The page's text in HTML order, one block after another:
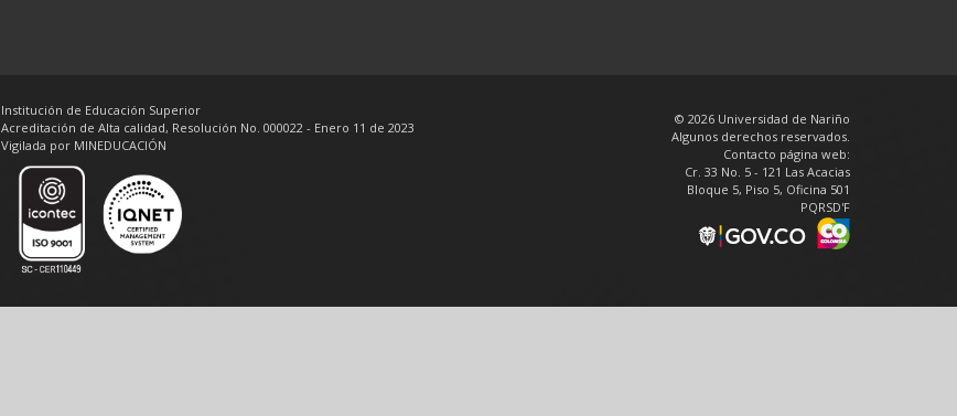
Institución de Educación Superior
Acreditación de Alta calidad, Resolución No. 000022 - Enero 11 de 2023
Vigilada por MINEDUCACIÓN
© 2026 Universidad de Nariño
Algunos derechos reservados.
Contacto página web:
Cr. 33 No. 5 - 121 Las Acacias
Bloque 5, Piso 5, Oficina 501
PQRSD'F